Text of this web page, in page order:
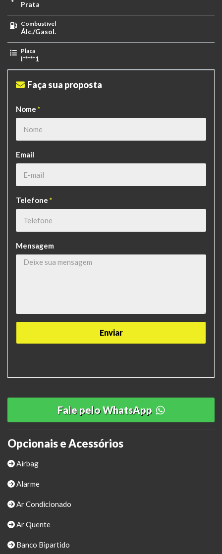
Prata
Combustível
Álc./Gasol.
Placa
I*****1
Faça sua proposta
Nome *
Email
Telefone *
Mensagem
Fale pelo WhatsApp
Opcionais e Acessórios
Airbag
Alarme
Ar Condicionado
Ar Quente
Banco Bipartido